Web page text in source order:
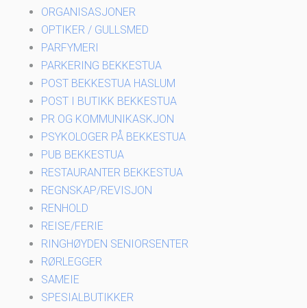
ORGANISASJONER
OPTIKER / GULLSMED
PARFYMERI
PARKERING BEKKESTUA
POST BEKKESTUA HASLUM
POST I BUTIKK BEKKESTUA
PR OG KOMMUNIKASKJON
PSYKOLOGER PÅ BEKKESTUA
PUB BEKKESTUA
RESTAURANTER BEKKESTUA
REGNSKAP/REVISJON
RENHOLD
REISE/FERIE
RINGHØYDEN SENIORSENTER
RØRLEGGER
SAMEIE
SPESIALBUTIKKER